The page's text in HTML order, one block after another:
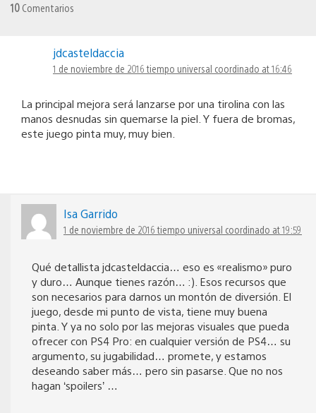
10 Comentarios
jdcasteldaccia
1 de noviembre de 2016 tiempo universal coordinado at 16:46
La principal mejora será lanzarse por una tirolina con las
manos desnudas sin quemarse la piel. Y fuera de bromas,
este juego pinta muy, muy bien.
Isa Garrido
1 de noviembre de 2016 tiempo universal coordinado at 19:59
Qué detallista jdcasteldaccia… eso es «realismo» puro
y duro… Aunque tienes razón… :). Esos recursos que
son necesarios para darnos un montón de diversión. El
juego, desde mi punto de vista, tiene muy buena
pinta. Y ya no solo por las mejoras visuales que pueda
ofrecer con PS4 Pro: en cualquier versión de PS4… su
argumento, su jugabilidad… promete, y estamos
deseando saber más… pero sin pasarse. Que no nos
hagan ‘spoilers’ …